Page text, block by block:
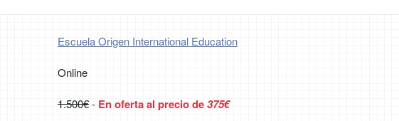
Escuela Origen International Education
Online
1.500€- En oferta al precio de375€